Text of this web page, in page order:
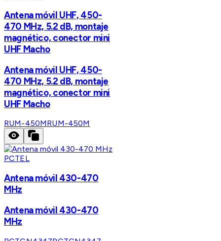
Antena móvil UHF, 450-
470 MHz, 5.2 dB, montaje
magnético, conector mini
UHF Macho
Antena móvil UHF, 450-
470 MHz, 5.2 dB, montaje
magnético, conector mini
UHF Macho
RUM-450MRUM-450M
PCTEL
Antena móvil 430-470
MHz
Antena móvil 430-470
MHz